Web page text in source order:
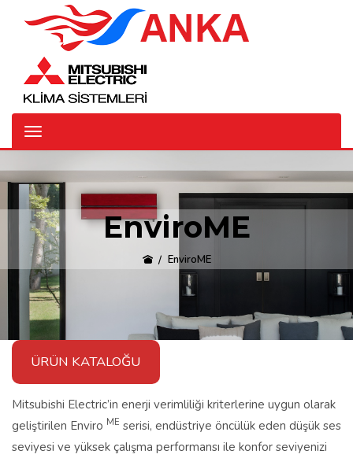
EnviroME
EnviroME
ÜRÜN KATALOĞU
Mitsubishi Electric’in enerji verimliliği kriterlerine uygun olarak
geliştirilen Enviro ME serisi, endüstriye öncülük eden düşük ses
seviyesi ve yüksek çalışma performansı ile konfor seviyenizi